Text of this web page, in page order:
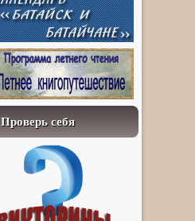
Проверь себя